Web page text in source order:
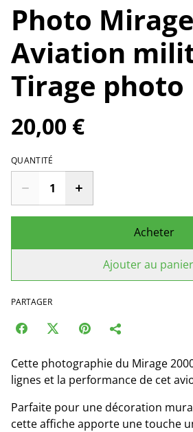
Photo
Aviation
Tirage photo
20,00 €
QUANTITÉ
Acheter
Ajouter au panier
PARTAGER
Cette photographie du Mirage
lignes et la performance de cet
Parfaite pour une décoration
cette affiche apporte une touche